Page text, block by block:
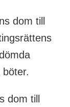
dom till
dom till